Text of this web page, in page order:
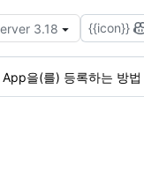
3.18 {{icon}}
을(를) 등록하는 방법